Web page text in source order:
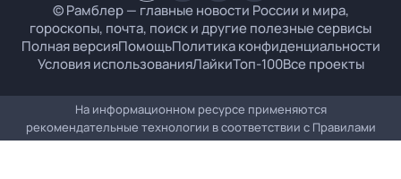
© Рамблер — главные новости России и мира,
гороскопы, почта, поиск и другие полезные сервисы
Полная версияПомощьПолитика конфиденциальности
Условия использованияЛайкиТоп-100Все проекты
На информационном ресурсе применяются
рекомендательные технологии в соответствии с Правилами